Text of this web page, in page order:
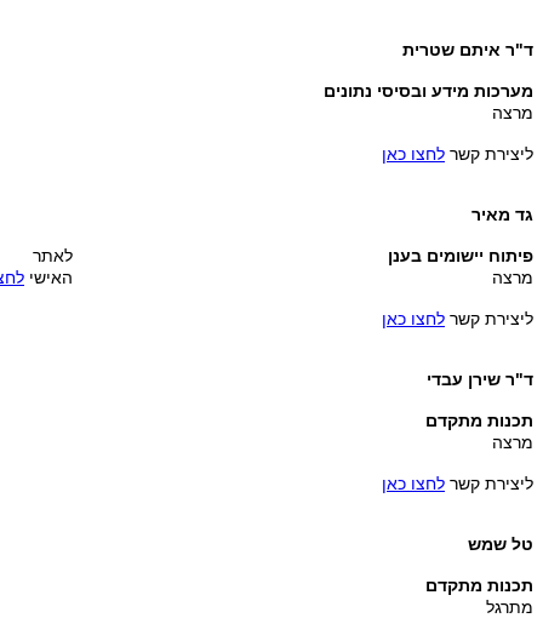
ד"ר איתם שטרית
מערכות מידע ובסיסי נתונים
מרצה
ליצירת קשר לחצו כאן
גד מאיר
פיתוח יישומים בענן
מרצה
ליצירת קשר לחצו כאן
לאתר
האישי
ד"ר שירן עבדי
תכנות מתקדם
מרצה
ליצירת קשר לחצו כאן
טל שמש
תכנות מתקדם
מתרגל